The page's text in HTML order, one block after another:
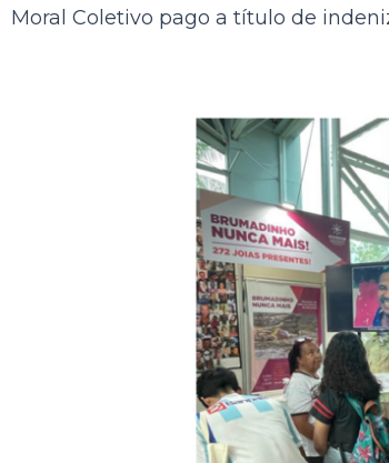
Moral Coletivo pago a título de